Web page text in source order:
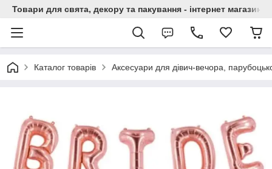
Товари для свята, декору та пакування - інтернет магазин
Каталог товарів Аксесуари для дівич-вечора,